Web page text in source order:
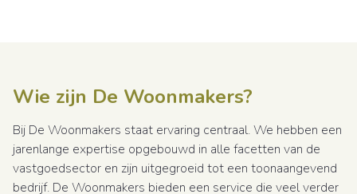
Wie zijn De Woonmakers?
Bij De Woonmakers staat ervaring centraal. We hebben een
jarenlange expertise opgebouwd in alle facetten van de
vastgoedsector en zijn uitgegroeid tot een toonaangevend
bedrijf. De Woonmakers bieden een service die veel verder